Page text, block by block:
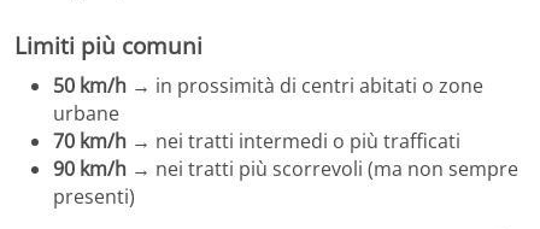
Limiti più comuni
50 km/h → in prossimità di centri abitati o zone
urbane
70 km/h → nei tratti intermedi o più trafficati
90 km/h → nei tratti più scorrevoli (ma non sempre
presenti)